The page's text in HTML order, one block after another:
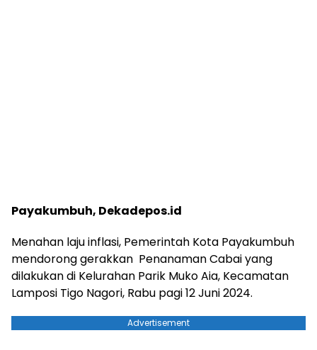
Payakumbuh, Dekadepos.id
Menahan laju inflasi, Pemerintah Kota Payakumbuh
mendorong gerakkan Penanaman Cabai yang
dilakukan di Kelurahan Parik Muko Aia, Kecamatan
Lamposi Tigo Nagori, Rabu pagi 12 Juni 2024.
Advertisement